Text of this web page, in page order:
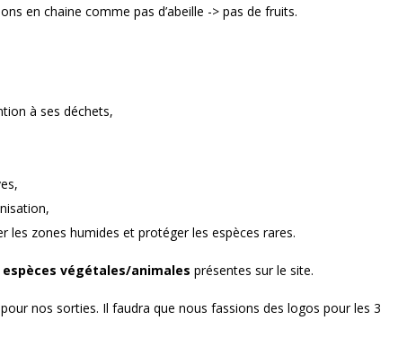
en chaine comme pas d’abeille -> pas de fruits.
à ses déchets,
les zones humides et protéger les espèces rares.
végétales/animales présentes sur le site.
nos sorties. Il faudra que nous fassions des logos pour les 3